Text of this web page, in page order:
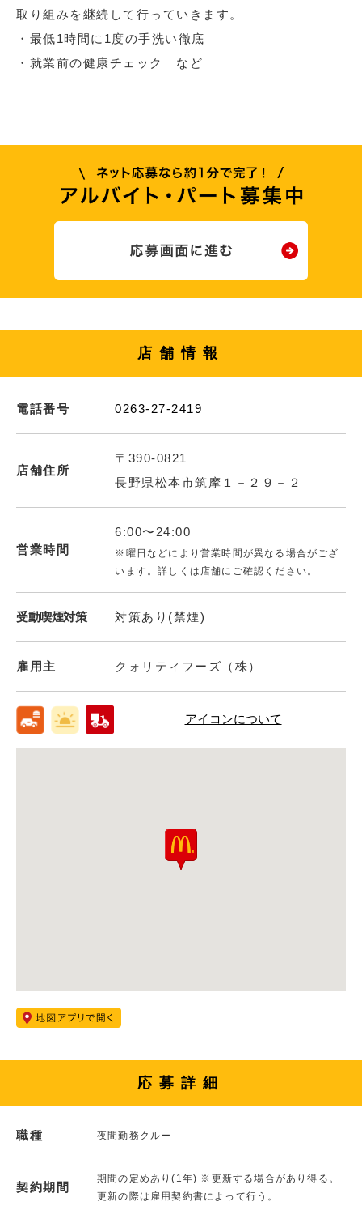
取り組みを継続して行っていきます。
・最低1時間に1度の手洗い徹底
・就業前の健康チェック など
店舗情報
電話番号 0263-27-2419
店舗住所
〒390-0821
長野県松本市筑摩１－２９－２
営業時間
6:00〜24:00
※曜日などにより営業時間が異なる場合がござ
います。詳しくは店舗にご確認ください。
受動喫煙対策 対策あり(禁煙)
雇用主 クォリティフーズ（株）
アイコンについて
応募詳細
職種 夜間勤務クルー
契約期間
期間の定めあり(1年) ※更新する場合があり得る。
更新の際は雇用契約書によって行う。